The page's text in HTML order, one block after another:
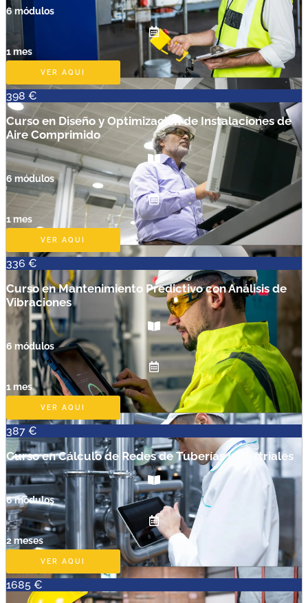
6 módulos
1 mes
VER AQUI
398 €
Curso en Diseño y Optimización de Instalaciones de
Aire Comprimido
6 módulos
1 mes
VER AQUI
336 €
Curso en Mantenimiento Predictivo con Análisis de
Vibraciones
6 módulos
1 mes
VER AQUI
387 €
Curso en Cálculo de Redes de Tuberías Industriales
6 módulos
2 meses
VER AQUI
1685 €